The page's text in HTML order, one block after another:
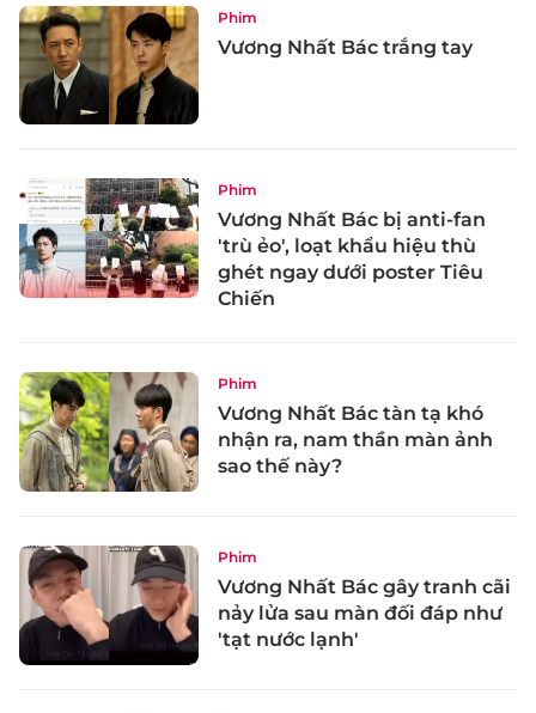
Phim
Vương Nhất Bác trắng tay
Phim
Vương Nhất Bác bị anti-fan
'trù ẻo', loạt khẩu hiệu thù
ghét ngay dưới poster Tiêu
Chiến
Phim
Vương Nhất Bác tàn tạ khó
nhận ra, nam thần màn ảnh
sao thế này?
Phim
Vương Nhất Bác gây tranh cãi
nảy lửa sau màn đối đáp như
'tạt nước lạnh'